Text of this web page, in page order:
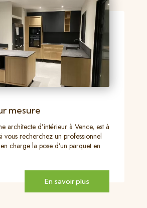
mesure
architecte d’intérieur à Vence, est à
vous recherchez un professionnel
charge la pose d’un parquet en
En savoir plus